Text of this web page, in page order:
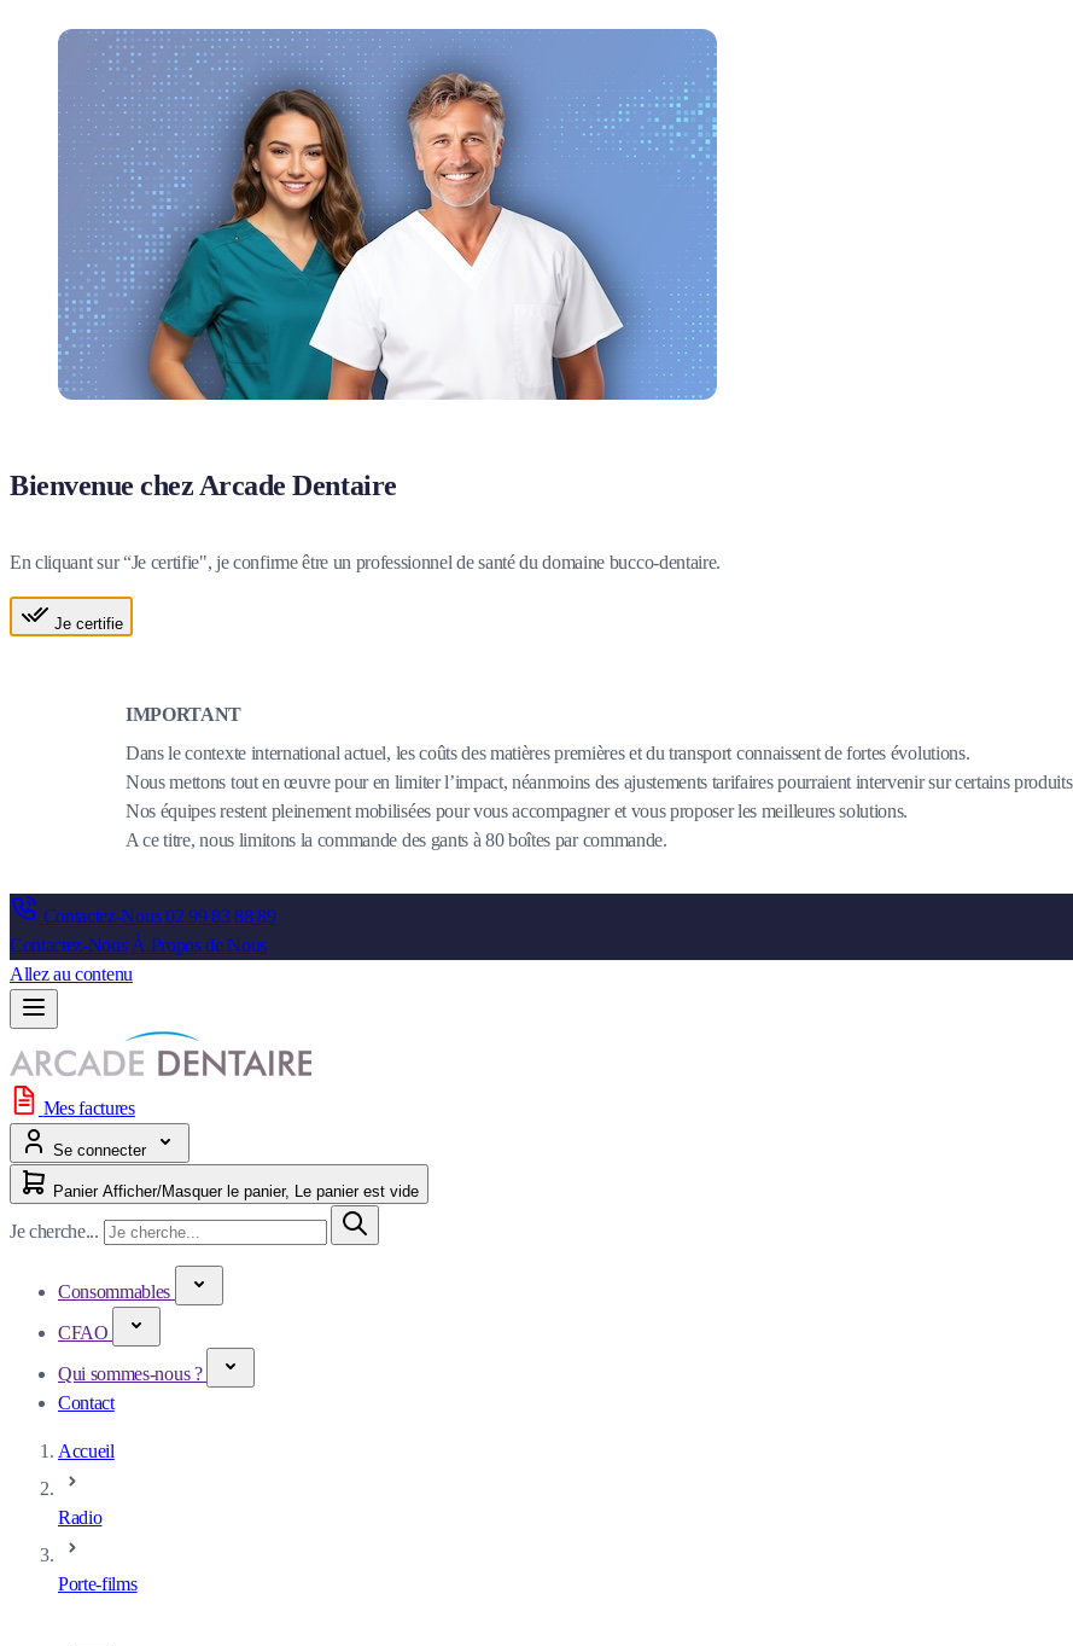
Bienvenue chez Arcade Dentaire
En cliquant sur “Je certifie", je confirme être un professionnel de santé du domaine bucco-dentaire.
Je certifie
IMPORTANT
Dans le contexte international actuel, les coûts des matières premières et du transport connaissent de fortes évolutions.
Nous mettons tout en œuvre pour en limiter l’impact, néanmoins des ajustements tarifaires pourraient intervenir sur certains
Nos équipes restent pleinement mobilisées pour vous accompagner et vous proposer les meilleures solutions.
A ce titre, nous limitons la commande des gants à 80 boîtes par commande.
Contactez-Nous02 99 83 88 89
Contactez-Nous À Propos de Nous
Allez au contenu
Mes factures
Se connecter
Panier Afficher/Masquer le panier, Le panier est vide
Je cherche...
Consommables
CFAO
Qui sommes-nous ?
Contact
Accueil
Radio
Porte-films